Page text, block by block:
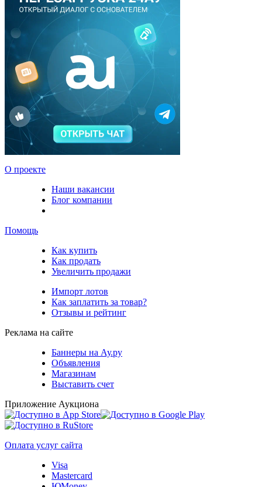
О проекте
Наши вакансии
Блог компании
Помощь
Как купить
Как продать
Увеличить продажи
Импорт лотов
Как заплатить за товар?
Отзывы и рейтинг
Реклама на сайте
Баннеры на Ау.ру
Объявления
Магазинам
Выставить счет
Приложение Аукциона
Оплата услуг сайта
Visa
Mastercard